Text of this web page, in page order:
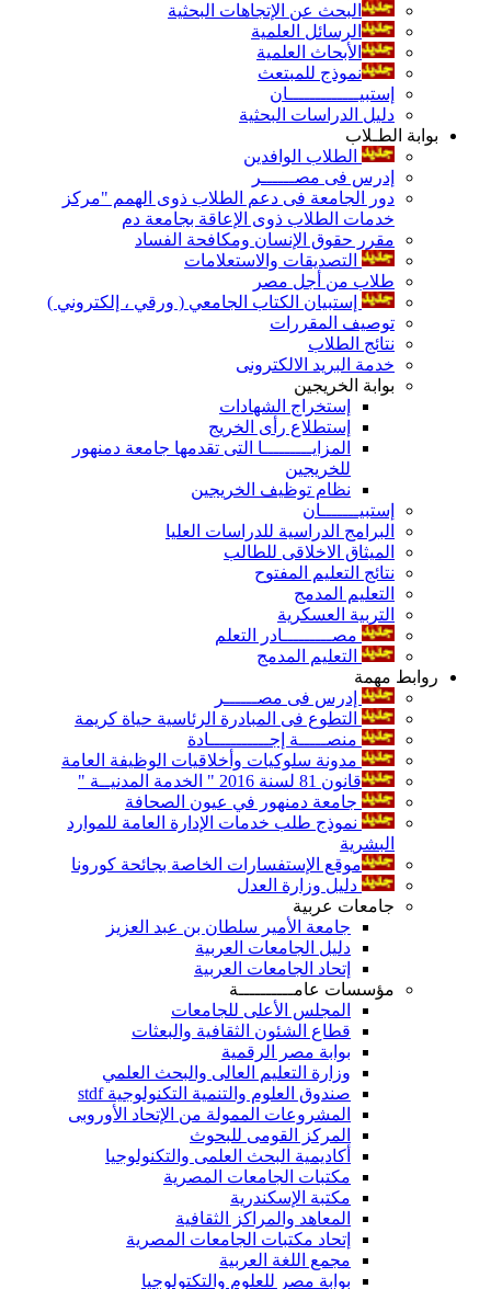
البحث عن الإتجاهات البحثية
الرسائل العلمية
الأبحاث العلمية
نموذج للمبتعث
إستبيـــــــــــــان
دليل الدراسات البحثية
بوابة الطـلاب
الطلاب الوافدين
إدرس فى مصــــــر
دور الجامعة فى دعم الطلاب ذوى الهمم "مركز
خدمات الطلاب ذوى الإعاقة بجامعة دم
مقرر حقوق الإنسان ومكافحة الفساد
التصديقات والاستعلامات
طلاب من أجل مصر
إستبيان الكتاب الجامعي ( ورقي ، إلكتروني )
توصيف المقررات
نتائج الطلاب
خدمة البريد الالكترونى
بوابة الخريجين
إستخراج الشهادات
إستطلاع رأى الخريج
المزايـــــــــا التى تقدمها جامعة دمنهور
للخريجين
نظام توظيف الخريجين
إستبيـــــــان
البرامج الدراسية للدراسات العليا
الميثاق الاخلاقى للطالب
نتائج التعليم المفتوح
التعليم المدمج
التربية العسكرية
مصـــــــــادر التعلم
التعليم المدمج
روابط مهمة
إدرس فى مصــــــر
التطوع فى المبادرة الرئاسية حياة كريمة
منصـــــة إجـــــــــــادة
مدونة سلوكيات وأخلاقيات الوظيفة العامة
قانون 81 لسنة 2016 " الخدمة المدنيــة "
جامعة دمنهور في عيون الصحافة
نموذج طلب خدمات الإدارة العامة للموارد
البشرية
موقع الإستفسارات الخاصة بجائحة كورونا
دليل وزارة العدل
جامعات عربية
جامعة الأمير سلطان بن عبد العزيز
دليل الجامعات العربية
إتحاد الجامعات العربية
مؤسسات عامــــــــــة
المجلس الأعلى للجامعات
قطاع الشئون الثقافية والبعثات
بوابة مصر الرقمية
وزارة التعليم العالى والبحث العلمي
صندوق العلوم والتنمية التكنولوجية stdf
المشروعات الممولة من الإتحاد الأوروبى
المركز القومى للبحوث
أكاديمية البحث العلمى والتكنولوجيا
مكتبات الجامعات المصرية
مكتبة الإسكندرية
المعاهد والمراكز الثقافية
إتحاد مكتبات الجامعات المصرية
مجمع اللغة العربية
بوابة مصر للعلوم والتكتولوجيا